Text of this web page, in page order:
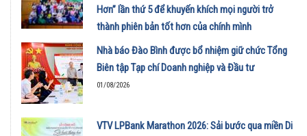
Hơn” lần thứ 5 để khuyến khích mọi người trở
thành phiên bản tốt hơn của chính mình
01/08/2026
Nhà báo Đào Bình được bổ nhiệm giữ chức Tổng
Biên tập Tạp chí Doanh nghiệp và Đầu tư
01/08/2026
VTV LPBank Marathon 2026: Sải bước qua miền Di